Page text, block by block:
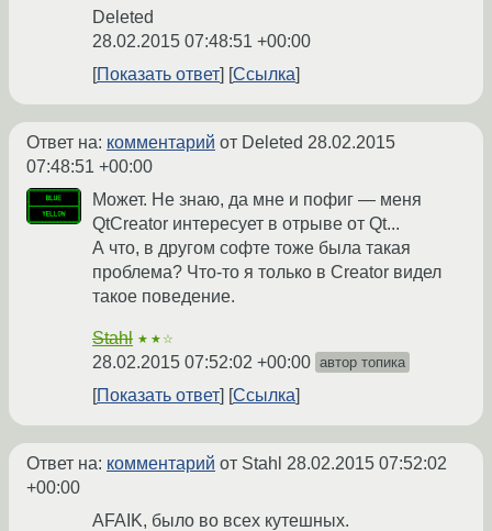
Deleted
28.02.2015 07:48:51 +00:00
Показать ответ
Ссылка
Ответ на: комментарий от Deleted 28.02.2015
07:48:51 +00:00
Может. Не знаю, да мне и пофиг — меня
QtCreator интересует в отрыве от Qt...
А что, в другом софте тоже была такая
проблема? Что-то я только в Creator видел
такое поведение.
Stahl ★★☆
28.02.2015 07:52:02 +00:00 автор топика
Показать ответ Ссылка
Ответ на: комментарий от Stahl 28.02.2015 07:52:02
+00:00
AFAIK, было во всех кутешных.